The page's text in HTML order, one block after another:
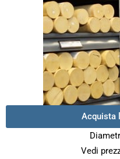
Acquista
Vedi